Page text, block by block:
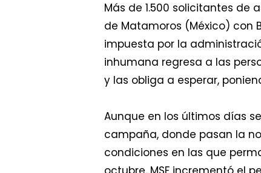
Más de 1.500 solicitantes de
de Matamoros (México) con
impuesta por la
inhumana regresa a las
y las obliga a esperar,
Aunque en los últimos días
campaña, donde pasan la
condiciones en las que